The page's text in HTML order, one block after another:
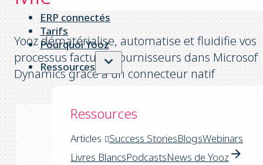
ERP connectés
Tarifs
Pourquoi Yooz
Ressources
Ressources
Articles Success StoriesBlogsWebinars
Livres BlancsPodcastsNews de Yooz
Yooz dématérialise, automatise et fluidifie vos
processus factures fournisseurs dans Microsoft
Dynamics grâce à un connecteur natif